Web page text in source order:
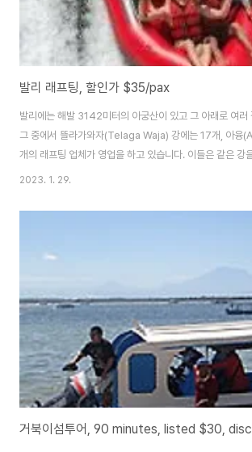
발리 래프팅, 할인가 $35/pax
발리에는 해발 3142미터의 아궁산이 있고 그 아래로 여러
그 중에서 뜰라가와자(Telaga Waja) 강에는 17개, 아융
개의 래프팅 업체가 영업을 하고 있습니다. 이들은 같은 강
의 길이는 제일 긴 것과 제일 짧은 것의 차이가 5배가 납니
고 부실한 시설이나 서비스에 실망하는 경우가 많습니다.
14km를 함께 협동하여 내려가는 재미나는 발리즐기기가
2023. 1. 29.